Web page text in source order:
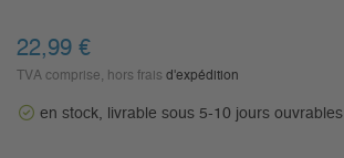
22,99 €
TVA comprise, hors frais d'expédition
en stock, livrable sous 5-10 jours ouvrables